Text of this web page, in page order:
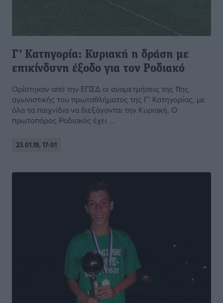
Γ’ Κατηγορία: Κυριακή η δράση με
επικίνδυνη έξοδο για τον Ροδιακό
Ορίστηκαν από την ΕΠΣΔ οι αναμετρήσεις της 11ης
αγωνιστικής του πρωταθλήματος της Γ’ Κατηγορίας, με
όλα τα παιχνίδια να διεξάγονται την Κυριακή. Ο
πρωτοπόρος Ροδιακός έχει ...
23.01.19, 17:01